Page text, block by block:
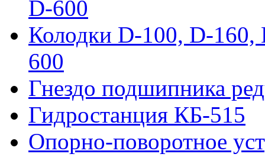
D-600
Колодки D-100, D-
600
Гнездо подшипника
Гидростанция КБ-515
Опорно-поворотное